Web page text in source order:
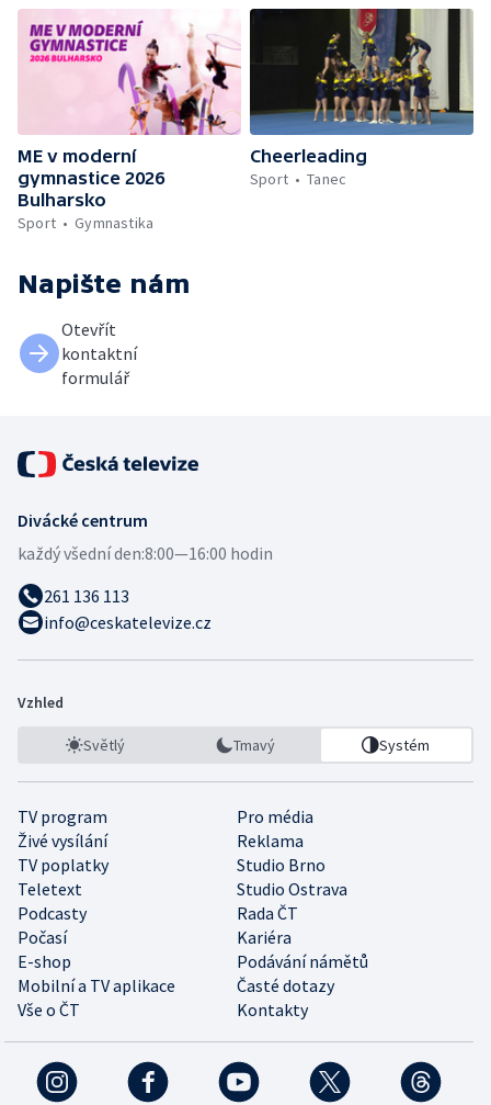
ME v moderní
gymnastice 2026
Bulharsko
Sport
Gymnastika
Cheerleading
Sport
Tanec
Napište nám
Otevřít
kontaktní
formulář
Divácké centrum
každý všední den:8:00—16:00 hodin
261 136 113
info@ceskatelevize.cz
Vzhled
Světlý Tmavý Systém
TV program
Pro média
Živé vysílání
Reklama
TV poplatky
Studio Brno
Teletext
Studio Ostrava
Podcasty
Rada ČT
Počasí
Kariéra
E-shop
Podávání námětů
Mobilní a TV aplikace
Časté dotazy
Vše o ČT
Kontakty